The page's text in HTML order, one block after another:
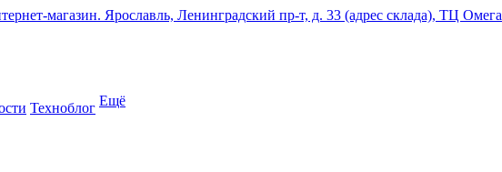
магазин. Ярославль, Ленинградский пр-т, д. 33 (адрес склада), ТЦ Омега
Техноблог Ещё